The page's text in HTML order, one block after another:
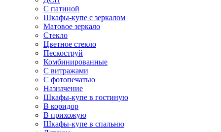
С патиной
Шкафы-купе с зеркалом
Матовое зеркало
Стекло
Цветное стекло
Пескоструй
Комбинированные
С витражами
С фотопечатью
Назначение
Шкафы-купе в гостиную
В коридор
В прихожую
Шкафы-купе в спальню